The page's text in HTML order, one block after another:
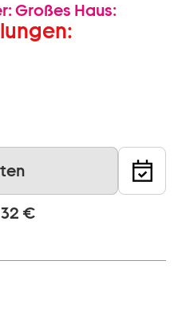
Großes Haus:
€